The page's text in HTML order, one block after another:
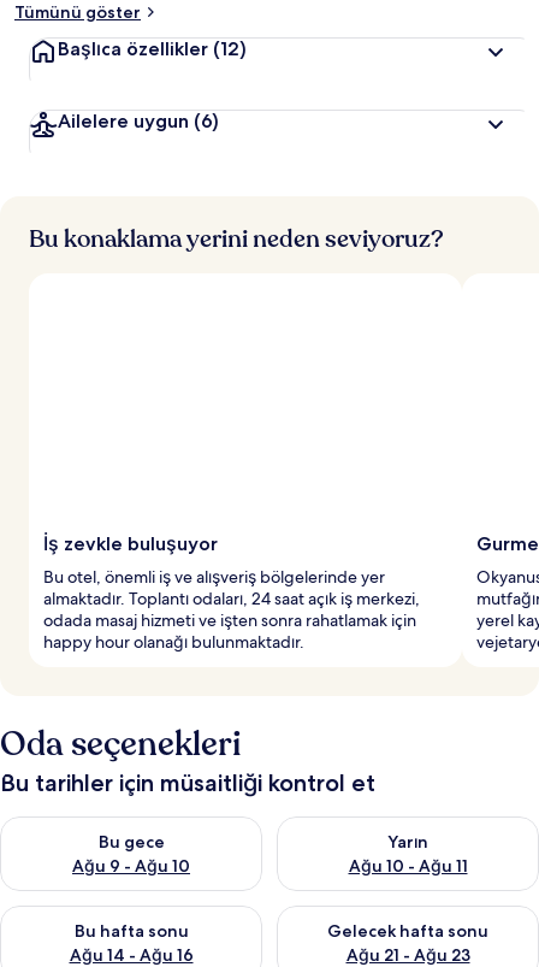
Tümünü göster
Başlıca özellikler (12)
Ailelere uygun (6)
Bu konaklama yerini neden seviyoruz?
İş zevkle buluşuyor
Bu otel, önemli iş ve alışveriş bölgelerinde yer
almaktadır. Toplantı odaları, 24 saat açık iş merkezi,
odada masaj hizmeti ve işten sonra rahatlamak için
happy hour olanağı bulunmaktadır.
yerel
Oda seçenekleri
Bu tarihler için müsaitliği kontrol et
Bu gece
Ağu 9 - Ağu 10
Bu gece için müsaitliği kontrol et Ağu 9 - Ağu 10
Yarın
Ağu 10 - Ağu 11
Yarın için müsaitliği kontrol et
Bu hafta sonu
Ağu 14 - Ağu 16
Bu hafta sonu için müsaitliği kontrol et Ağu 14 - Ağu 16
Gelecek hafta sonu
Ağu 21 - Ağu 23
Önümüzdeki hafta sonu için